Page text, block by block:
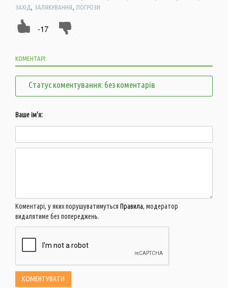
ЗАХІД, ЗАЛЯКУВАННЯ, ПОГРОЗИ
-17
КОМЕНТАРІ:
Статус коментування: без коментарів
Ваше ім'я:
Коментарі, у яких порушуватимуться Правила, модератор
видалятиме без попереджень.